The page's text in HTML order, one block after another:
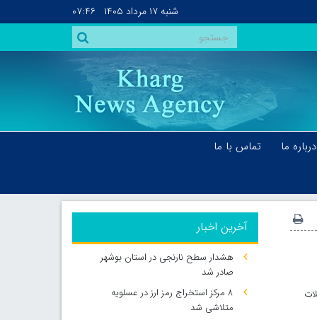
شنبه ۱۷ مرداد ۱۴۰۵ ۰۷:۴۶
درباره ما
تماس با ما
آخرین اخبار
هشدار سطح نارنجی در استان بوشهر
صادر شد
۸ مرکز استخراج رمز ارز در عسلویه
متلاشی شد